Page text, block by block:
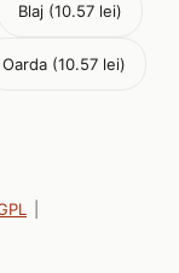
Blaj (10.57 lei)
Oarda (10.57 lei)